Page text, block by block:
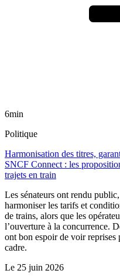
6min
Politique
Harmonisation des titres,
SNCF Connect : les
trajets en train
Les sénateurs ont rendu
harmoniser les tarifs et
de trains, alors que les
l’ouverture à la concurrence.
ont bon espoir de voir reprises
cadre.
Le 25 juin 2026